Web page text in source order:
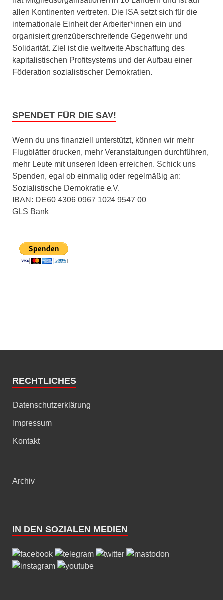
allen Kontinenten vertreten. Die ISA setzt sich für die
internationale Einheit der Arbeiter*innen ein und
organisiert grenzüberschreitende Gegenwehr und
Solidarität. Ziel ist die weltweite Abschaffung des
kapitalistischen Profitsystems und der Aufbau einer
Föderation sozialistischer Demokratien.
SPENDET FÜR DIE SAV!
Wenn du uns finanziell unterstützt, können wir mehr
Flugblätter drucken, mehr Veranstaltungen durchführen,
mehr Leute mit unseren Ideen erreichen. Schick uns
Spenden, egal ob einmalig oder regelmäßig an:
Sozialistische Demokratie e.V.
IBAN: DE60 4306 0967 1024 9547 00
GLS Bank
RECHTLICHES
Datenschutzerklärung
Impressum
Kontakt
Archiv
IN DEN SOZIALEN MEDIEN